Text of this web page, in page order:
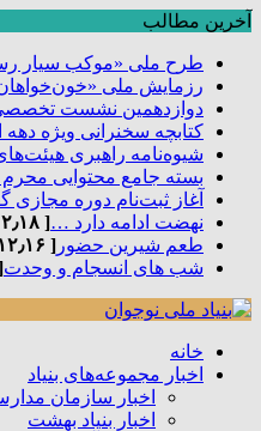
آخرین مطالب
طرح ملی «موکب سیار
رزمایش ملی
دوازدهمین نشست
کتابچه سخنرانی ویژه
شیوه‌نامه راهبری
بسته جامع محتوایی
آغاز ثبت‌نام دوره مجازی
نهضت ادامه دارد …[ ۱۴۰۴٫۱۲٫۱۸ ]
طعم شیرین حضور [ ۱۴۰۴٫۱۲٫۱۶ ]
شب های انسجام و وحدت[
خانه
اخبار مجموعه‌های بنیاد
اخبار سازمان
اخبار بنیاد بهشت